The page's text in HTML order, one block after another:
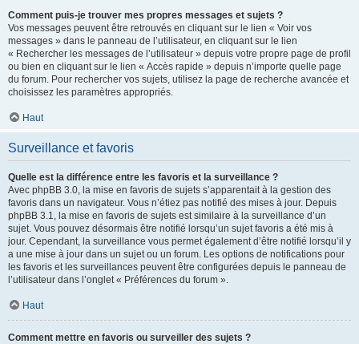
Comment puis-je trouver mes propres messages et sujets ?
Vos messages peuvent être retrouvés en cliquant sur le lien « Voir vos
messages » dans le panneau de l’utilisateur, en cliquant sur le lien
« Rechercher les messages de l’utilisateur » depuis votre propre page de profil
ou bien en cliquant sur le lien « Accès rapide » depuis n’importe quelle page
du forum. Pour rechercher vos sujets, utilisez la page de recherche avancée et
choisissez les paramètres appropriés.
Haut
Surveillance et favoris
Quelle est la différence entre les favoris et la surveillance ?
Avec phpBB 3.0, la mise en favoris de sujets s’apparentait à la gestion des
favoris dans un navigateur. Vous n’étiez pas notifié des mises à jour. Depuis
phpBB 3.1, la mise en favoris de sujets est similaire à la surveillance d’un
sujet. Vous pouvez désormais être notifié lorsqu’un sujet favoris a été mis à
jour. Cependant, la surveillance vous permet également d’être notifié lorsqu’il y
a une mise à jour dans un sujet ou un forum. Les options de notifications pour
les favoris et les surveillances peuvent être configurées depuis le panneau de
l’utilisateur dans l’onglet « Préférences du forum ».
Haut
Comment mettre en favoris ou surveiller des sujets ?